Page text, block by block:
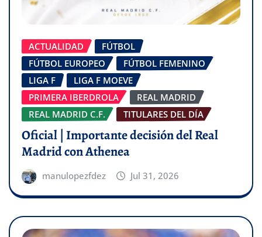
ACTUALIDAD
FÚTBOL
FÚTBOL EUROPEO
FÚTBOL FEMENINO
LIGA F
LIGA F MOEVE
PRIMERA IBERDROLA
REAL MADRID
REAL MADRID C.F.
TITULARES DEL DÍA
Oficial | Importante decisión del Real
Madrid con Athenea
manulopezfdez Jul 31, 2026